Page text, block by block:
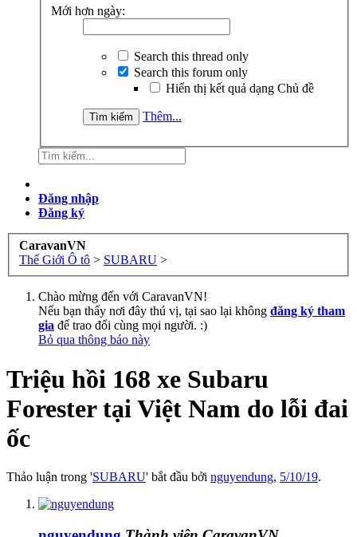
Mới hơn ngày:
Search this thread only
Search this forum only
Hiển thị kết quả dạng Chủ đề
Thêm...
Đăng nhập
Đăng ký
CaravanVN
Thế Giới Ô tô > SUBARU >
Chào mừng đến với CaravanVN!
Nếu bạn thấy nơi đây thú vị, tại sao lại không đăng ký tham
gia để trao đổi cùng mọi người. :)
Bỏ qua thông báo này
Triệu hồi 168 xe Subaru
Forester tại Việt Nam do lỗi đai
ốc
Thảo luận trong 'SUBARU' bắt đầu bởi nguyendung, 5/10/19.